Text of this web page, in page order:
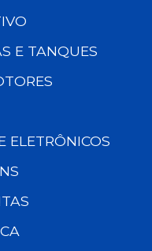
E TANQUES
ELETRÔNICOS